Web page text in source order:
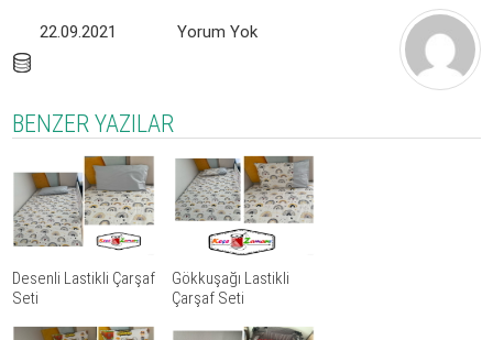
22.09.2021 Yorum Yok
BENZER YAZILAR
Desenli Lastikli Çarşaf
Seti
Gökkuşağı Lastikli
Çarşaf Seti